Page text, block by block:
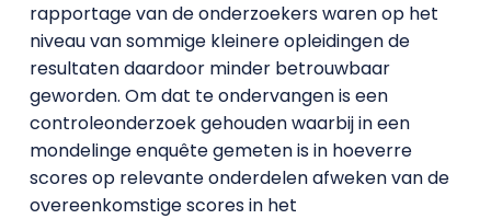
rapportage van de onderzoekers waren op het
niveau van sommige kleinere opleidingen de
resultaten daardoor minder betrouwbaar
geworden. Om dat te ondervangen is een
controleonderzoek gehouden waarbij in een
mondelinge enquête gemeten is in hoeverre
scores op relevante onderdelen afweken van de
overeenkomstige scores in het